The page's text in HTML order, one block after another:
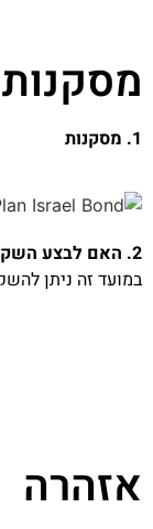
1. מסקנות
2. האם לבצע השקעה
במועד זה ניתן
אזהרה